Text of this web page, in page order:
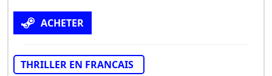
ACHETER
THRILLER EN FRANCAIS